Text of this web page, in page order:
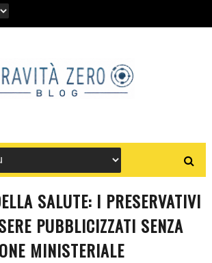
SALUTE: I PRESERVATIVI
PUBBLICIZZATI SENZA
MINISTERIALE